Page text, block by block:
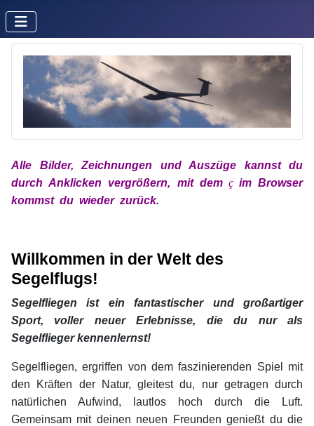
Alle Bilder, Zeichnungen und Auszüge kannst du
durch Anklicken vergrößern, mit demx çx im Browser
kommst du wieder zurück.
Willkommen in der Welt des
Segelflugs!
Segelfliegen ist ein fantastischer und großartiger
Sport, voller neuer Erlebnisse, die du nur als
Segelflieger kennenlernst!
Segelfliegen, ergriffen von dem faszinierenden Spiel mit
den Kräften der Natur, gleitest du, nur getragen durch
natürlichen Aufwind, lautlos hoch durch die Luft.
Gemeinsam mit deinen neuen Freunden genießt du die